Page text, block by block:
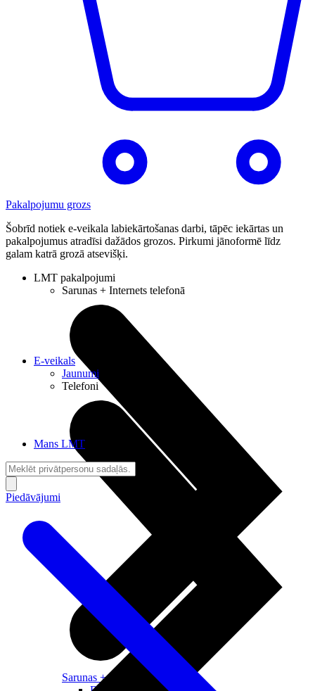
Pakalpojumu grozs
Šobrīd notiek e-veikala labiekārtošanas darbi, tāpēc iekārtas un
pakalpojumus atradīsi dažādos grozos. Pirkumi jānoformē līdz
galam katrā grozā atsevišķi.
LMT pakalpojumi
Sarunas + Internets telefonā
Sarunas + Internets
E-veikals
Jaunumi
Telefoni
Mans LMT
Piedāvājumi